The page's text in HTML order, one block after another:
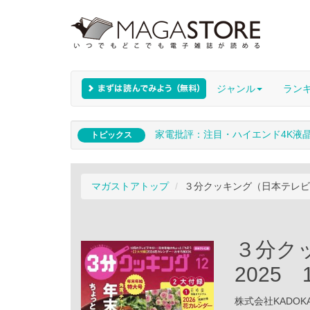
ジャンル ラン
トピックス 家電批評：注目・ハイエンド4K液
マガストアトップ ３分クッキング（日本テレ
３分ク
2025
株式会社